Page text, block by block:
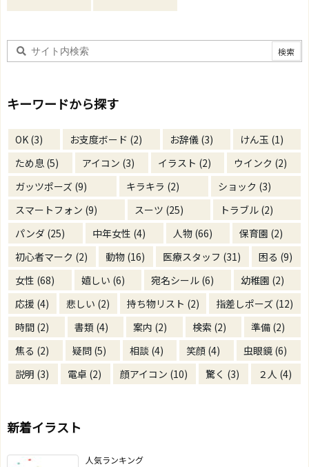
キーワードから探す
OK (3) お支度ボード (2) お辞儀(3) けん玉 (1)
ため息 (5) アイコン (3) イラスト (2) ウインク (2)
ガッツポーズ (9) キラキラ (2) ショック (3)
スマートフォン (9) スーツ (25) トラブル (2)
パンダ (25) 中年女性 (4) 人物(66) 保育園 (2)
初心者マーク (2) 動物 (16) 医療スタッフ (31) 困る (9)
女性 (68) 嬉しい (6) 宛名シール (6) 幼稚園 (2)
応援 (4) 悲しい (2) 持ち物リスト (2) 指差しポーズ (12)
時間 (2) 書類 (4) 案内 (2) 検索 (2) 準備 (2)
焦る (2) 疑問(5) 相談 (4) 笑顔 (4) 虫眼鏡 (6)
説明 (3) 電卓 (2) 顔アイコン (10) 驚く (3) ２人 (4)
新着イラスト
人気ランキング